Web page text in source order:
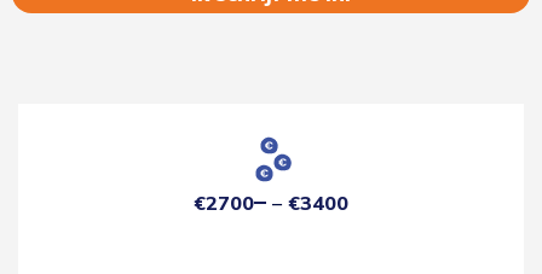
€2700 €3400